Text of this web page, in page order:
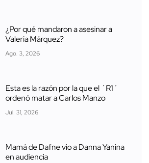
¿Por qué mandaron a asesinar a
Valeria Márquez?
Ago. 3, 2026
Esta es la razón por la que el ´R1´
ordenó matar a Carlos Manzo
Jul. 31, 2026
Mamá de Dafne vio a Danna Yanina
en audiencia